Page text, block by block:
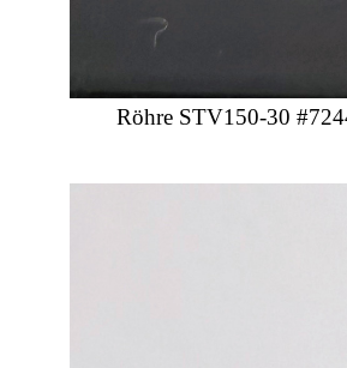
Röhre STV150-30